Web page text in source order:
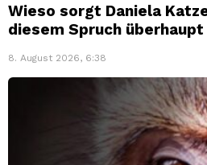
Wieso sorgt Daniela
diesem Spruch
8. August 2026, 6:38